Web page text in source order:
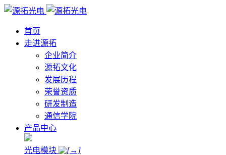
首页
走进源拓
企业简介
源拓文化
发展历程
荣誉资质
研发制造
通信学院
产品中心
光电模块